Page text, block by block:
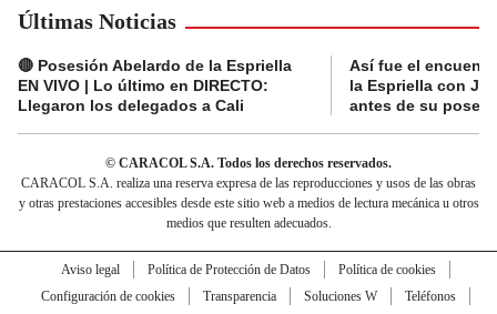
Últimas Noticias
🔴 Posesión Abelardo de la Espriella
EN VIVO | Lo último en DIRECTO:
Llegaron los delegados a Cali
Así fue el
la Espriella con
antes de su
© CARACOL S.A. Todos los derechos reservados.
CARACOL S.A. realiza una reserva expresa de las reproducciones y usos de las obras
y otras prestaciones accesibles desde este sitio web a medios de lectura mecánica u otros
medios que resulten adecuados.
Aviso legal Política de Protección de Datos
Política de cookies
Configuración de cookies
Transparencia Soluciones W
Teléfonos